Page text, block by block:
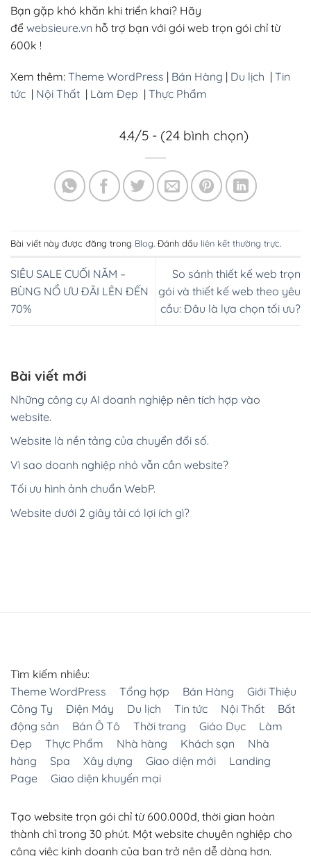
Bạn gặp khó khăn khi triển khai? Hãy
để websieure.vn hỗ trợ bạn với gói web trọn gói chỉ từ
600k !
Xem thêm: Theme WordPress | Bán Hàng | Du lịch | Tin
tức | Nội Thất | Làm Đẹp | Thực Phẩm
4.4/5 - (24 bình chọn)
Bài viết này được đăng trong Blog. Đánh dấu liên kết thường trực.
SIÊU SALE CUỐI NĂM –
BÙNG NỔ ƯU ĐÃI LÊN ĐẾN
70%
So sánh thiết kế web trọn
gói và thiết kế web theo yêu
cầu: Đâu là lựa chọn tối ưu?
Bài viết mới
Những công cụ AI doanh nghiệp nên tích hợp vào
website.
Website là nền tảng của chuyển đổi số.
Vì sao doanh nghiệp nhỏ vẫn cần website?
Tối ưu hình ảnh chuẩn WebP.
Website dưới 2 giây tải có lợi ích gì?
Tìm kiếm nhiều:
Theme WordPress
Tổng hợp Bán Hàng
Giới Thiệu
Công Ty
Điện Máy Du lịch Tin tức Nội Thất
Bất
động sản
Bán Ô Tô Thời trang Giáo Dục
Làm
Đẹp
Thực Phẩm Nhà hàng Khách sạn
Nhà
hàng
Spa Xây dựng Giao diện mới
Landing
Page
Giao diện khuyến mại
Tạo website trọn gói chỉ từ 600.000đ, thời gian hoàn
thành chỉ trong 30 phút. Một website chuyên nghiệp cho
công việc kinh doanh của bạn trở nên dễ dàng hơn.